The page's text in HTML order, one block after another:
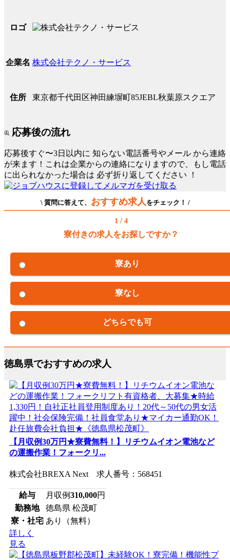
ロゴ
企業名 株式会社テクノ・サービス
住所 東京都千代田区神田練塀町85JEBL秋葉原スクエア
応募後の流れ
応募後すぐ〜3日以内に 知らない電話番号やメール から連絡
が来ます！これは企業からの連絡になりますので、もし電話
に出られなかった場合は 必ず折り返してください ！
\ 質問に答えて、 おすすめ求人をチェック！ /
1 / 4
寮付きの求人をお探しですか？
寮あり
寮なし
どちらでも可
徳島県でおすすめの求人
【月収例30万円★寮費無料！】リチウムイオン電池など
の運搬作業！フォークリ...
株式会社BREXA Next 求人番号：568451
給与 月収例310,000円
勤務地
徳島県 松茂町
寮・社宅 あり（無料）
詳しく
見る